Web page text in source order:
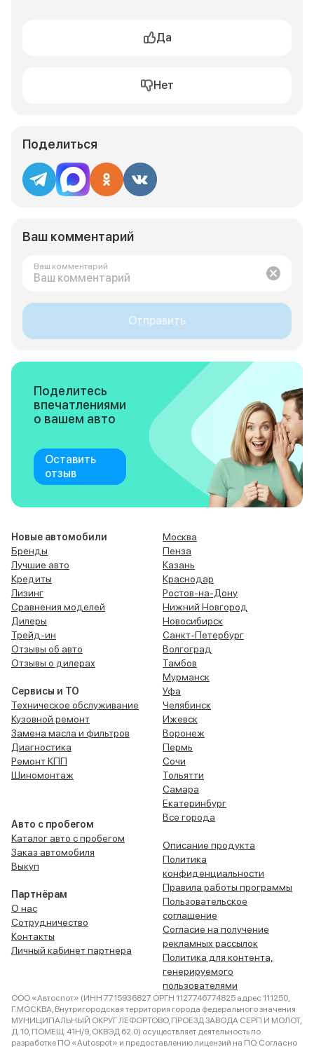
Да
Нет
Поделиться
Ваш комментарий
Ваш комментарий
Отправить
Поделитесь
впечатлениями
о вашем авто
Оставить
отзыв
Новые автомобили
Бренды
Лучшие авто
Кредиты
Лизинг
Сравнения моделей
Дилеры
Трейд-ин
Отзывы об авто
Отзывы о дилерах
Сервисы и ТО
Техническое обслуживание
Кузовной ремонт
Замена масла и фильтров
Диагностика
Ремонт КПП
Шиномонтаж
Авто с пробегом
Каталог авто с пробегом
Заказ автомобиля
Выкуп
Партнёрам
О нас
Сотрудничество
Контакты
Личный кабинет партнера
Москва
Пенза
Казань
Краснодар
Ростов-на-Дону
Нижний Новгород
Новосибирск
Санкт-Петербург
Волгоград
Тамбов
Мурманск
Уфа
Челябинск
Ижевск
Воронеж
Пермь
Сочи
Тольятти
Самара
Екатеринбург
Все города
Описание продукта
Политика
конфиденциальности
Правила работы программы
Пользовательское
соглашение
Согласие на получение
рекламных рассылок
Политика для контента,
генерируемого
пользователями
ООО «Автоспот» (ИНН 7715936827 ОРГН 1127746774825 адрес 111250,
Г.МОСКВА, Внутригородская территория города федерального значения
МУНИЦИПАЛЬНЫЙ ОКРУГ ЛЕФОРТОВО, ПРОЕЗД ЗАВОДА СЕРП И МОЛОТ,
Д. 10, ПОМЕЩ. 41Н/9, ОКВЭД 62.0) осуществляет деятельность по
разработке ПО «Autospot» и предоставлению лицензий на ПО. Согласно